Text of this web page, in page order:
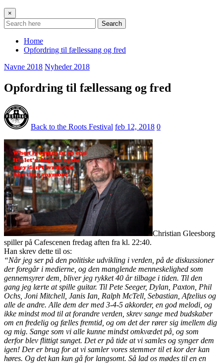
×
Search
Home
Opfordring til fællessang og fred
Navne 2018 Nyheder 2018
Opfordring til fællessang og fred
Back to the Roots Festival feb 12, 2018 0
Christian Gleesborg
spiller på Cafescenen fredag aften fra kl. 22:40.
Han skrev dette til os:
“Når jeg ser på den politiske udvikling i verden, på de diskussioner
der foregår i medierne, og den manglende menneskelighed som
gennemsyrer dem, bliver jeg rykket 40 år tilbage i tiden. Til den
gang jeg lærte at spille guitar. Til Pete Seeger, Dylan, Paxton, Phil
Ochs, Joni Mitchell, Janis Ian, Ralph McTell, Sebastian, Afzelius og
alle de andre. Alle dem der med 3-4-5 akkorder, en god melodi, og
ikke mindst mod til at forandre verden, skrev sange med budskaber
om en fredelig og fælles fremtid, og om det der rører sig imellem dig
og mig. Sange som vi alle kunne mindst omkvædet på, og som
derfor blev flittigt sunget. Det er på tide at vi samles og synger dem
igen! Der er brug for at vi samler vores stemmer til et korder kan
høres. Og det kan kun gå for langsomt. Så lad os mødes til en en